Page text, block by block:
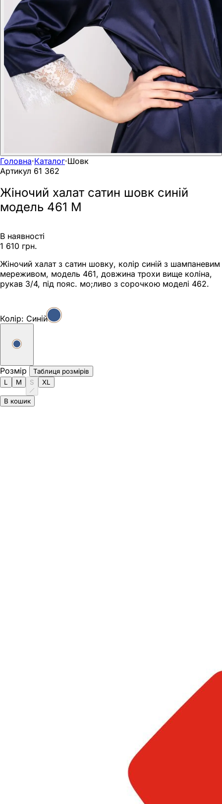
Догляд за виробом
Делікатне прання при 30°C без віджиму. Сушити
Головна·Каталог·Шовк
Артикул 61 362
Жіночий халат сатин шовк синій
модель 461 M
В наявності
1 610 грн.
Жіночий халат з сатин шовку, колір синій з шампаневим
мереживом, модель 461, довжина трохи вище коліна,
рукав 3/4, під пояс. мо;ливо з сорочкою моделі 462.
Колір: Синій
Розмір
Таблиця розмірів
L
M S XL
В кошик